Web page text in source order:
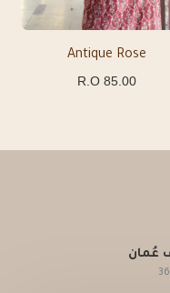
Antique Rose
85.00 R.O
عُمان